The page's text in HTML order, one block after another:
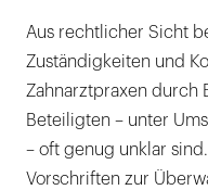
Aus rechtlicher Sicht
Zuständigkeiten und
Zahnarztpraxen durch
Beteiligten – unter
– oft genug unklar
Vorschriften zur